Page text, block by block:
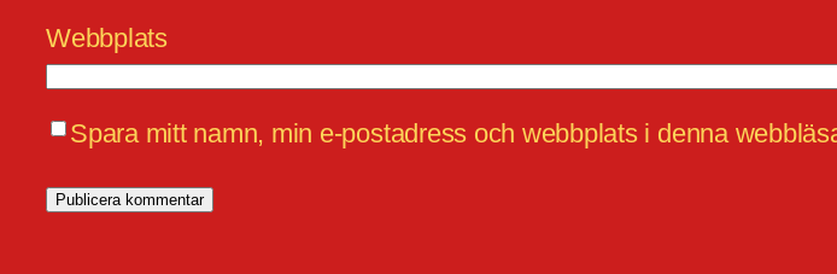
Webbplats
Spara mitt namn, min e-postadress och webbplats i denna